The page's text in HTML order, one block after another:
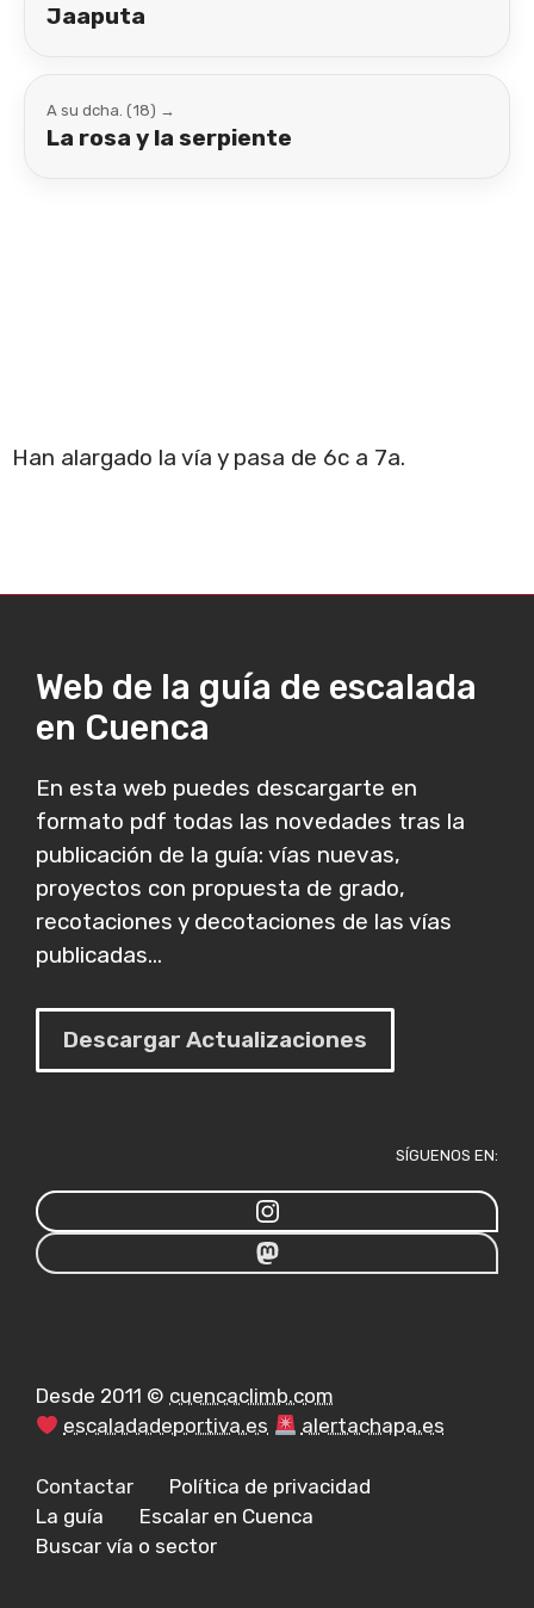
Jaaputa
A su dcha. (18) →
La rosa y la serpiente
Han alargado la vía y pasa de 6c a 7a.
Web de la guía de escalada
en Cuenca
En esta web puedes descargarte en
formato pdf todas las novedades tras la
publicación de la guía: vías nuevas,
proyectos con propuesta de grado,
recotaciones y decotaciones de las vías
publicadas...
Descargar Actualizaciones
SÍGUENOS EN:
Desde 2011 © cuencaclimb.com
escaladadeportiva.es
alertachapa.es
Contactar
Política de privacidad
La guía
Escalar en Cuenca
Buscar vía o sector